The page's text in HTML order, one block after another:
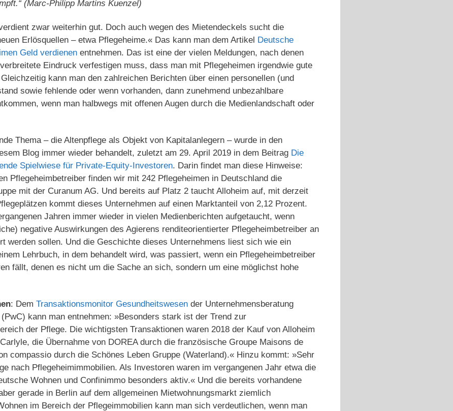
(Marc-Philipp Martins Kuenzel)
zwar weiterhin gut. Doch auch wegen des Mietendeckels sucht die
Erlösquellen – etwa Pflegeheime.« Das kann man dem Artikel Deutsche
Geld verdienen entnehmen. Das ist eine der vielen Meldungen, nach denen
Eindruck verfestigen muss, dass man mit Pflegeheimen irgendwie gute
kann man den zahlreichen Berichten über einen personellen (und
sowie fehlende oder wenn vorhanden, dann zunehmend unbezahlbare
wenn man halbwegs mit offenen Augen durch die Medienlandschaft oder
Thema – die Altenpflege als Objekt von Kapitalanlegern – wurde in den
Blog immer wieder behandelt, zuletzt am 29. April 2019 in dem Beitrag Die
Spielwiese für Private-Equity-Investoren. Darin findet man diese Hinweise:
Pflegeheimbetreiber finden wir mit 242 Pflegeheimen in Deutschland die
mit der Curanum AG. Und bereits auf Platz 2 taucht Alloheim auf, mit derzeit
kommt dieses Unternehmen auf einen Marktanteil von 2,12 Prozent.
Jahren immer wieder in vielen Medienberichten aufgetaucht, wenn
negative Auswirkungen des Agierens renditeorientierter Pflegeheimbetreiber an
werden sollen. Und die Geschichte dieses Unternehmens liest sich wie ein
Lehrbuch, in dem behandelt wird, was passiert, wenn ein Pflegeheimbetreiber
fällt, denen es nicht um die Sache an sich, sondern um eine möglichst hohe
: Dem Transaktionsmonitor Gesundheitswesen der Unternehmensberatung
kann man entnehmen: »Besonders stark ist der Trend zur
der Pflege. Die wichtigsten Transaktionen waren 2018 der Kauf von Alloheim
die Übernahme von DOREA durch die französische Groupe Maisons de
compassio durch die Schönes Leben Gruppe (Waterland).« Hinzu kommt: »Sehr
nach Pflegeheimimmobilien. Als Investoren waren im vergangenen Jahr etwa die
Wohnen und Confinimmo besonders aktiv.« Und die bereits vorhandene
gerade in Berlin auf dem allgemeinen Mietwohnungsmarkt ziemlich
im Bereich der Pflegeimmobilien kann man sich verdeutlichen, wenn man